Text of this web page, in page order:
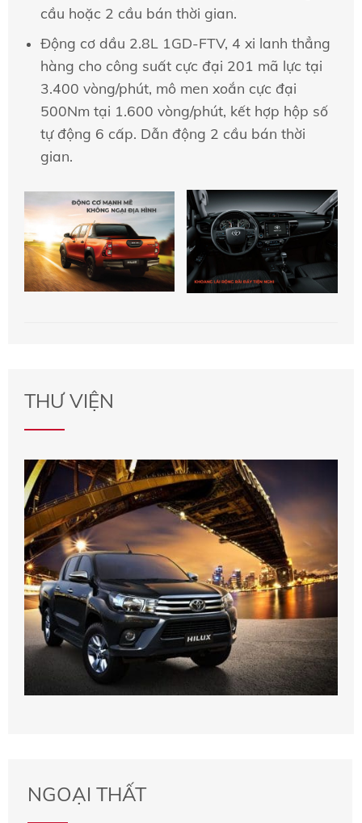
cầu hoặc 2 cầu bán thời gian.
Động cơ dầu 2.8L 1GD-FTV, 4 xi lanh thẳng
hàng cho công suất cực đại 201 mã lực tại
3.400 vòng/phút, mô men xoắn cực đại
500Nm tại 1.600 vòng/phút, kết hợp hộp số
tự động 6 cấp. Dẫn động 2 cầu bán thời
gian.
THƯ VIỆN
NGOẠI THẤT